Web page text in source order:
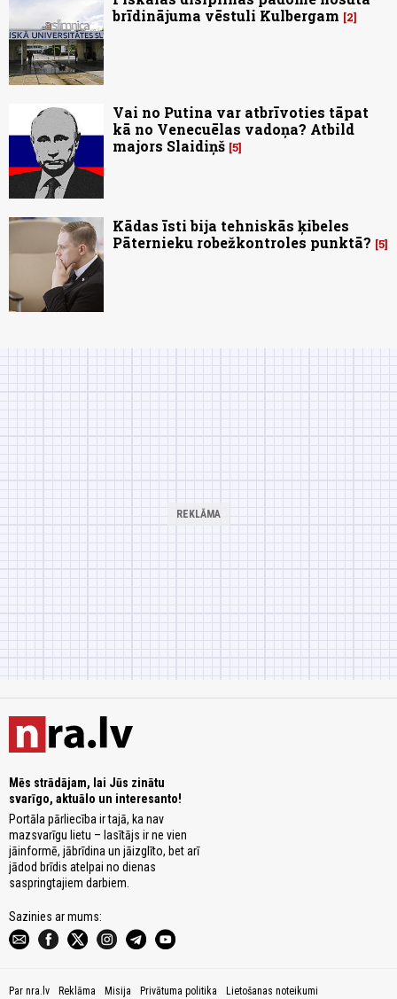
brīdinājuma vēstuli Kulbergam
2
Vai no Putina var atbrīvoties tāpat
kā no Venecuēlas vadoņa? Atbild
majors Slaidiņš 5
Kādas īsti bija tehniskās ķibeles
Pāternieku robežkontroles punktā? 5
Mēs strādājam, lai Jūs zinātu
svarīgo, aktuālo un interesanto!
Portāla pārliecība ir tajā, ka nav
mazsvarīgu lietu – lasītājs ir ne vien
jāinformē, jābrīdina un jāizglīto, bet arī
jādod brīdis atelpai no dienas
saspringtajiem darbiem.
Sazinies ar mums:
Par nra.lv Reklāma Misija Privātuma politika Lietošanas noteikumi